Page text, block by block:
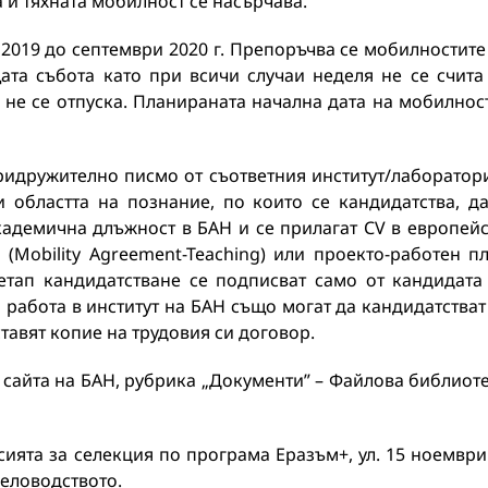
до септември 2020 г. Препоръчва се
събота като при всичи случаи неделя не се счита
се отпуска. Планираната начална дата на
писмо от съответния институт/
на познание, по които се кандидатства,
длъжност в БАН и се прилагат СV в
Agreement-Teaching) или проекто-работен
кандидатстване се подписват само от кандидата
в институт на БАН също могат да
копие на трудовия си договор.
на БАН, рубрика „Документи” – Файлова
за селекция по програма Еразъм+, ул. 15